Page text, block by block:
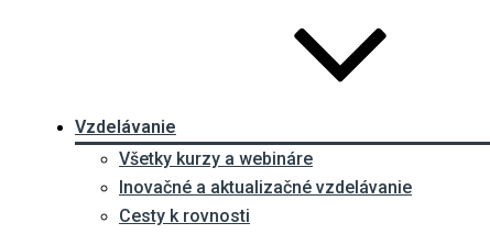
Vzdelávanie
Všetky kurzy a webináre
Inovačné a aktualizačné vzdelávanie
Cesty k rovnosti